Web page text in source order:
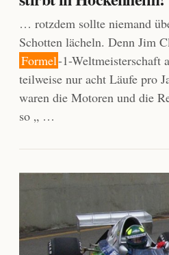
… rotzdem sollte niemand
Schotten lächeln. Denn Jim
Formel-1-Weltmeisterschaft
teilweise nur acht Läufe pro
waren die Motoren und die
so „ …